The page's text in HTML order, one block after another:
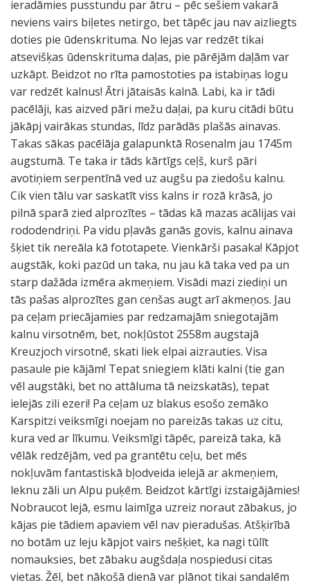
ieradāmies pusstundu par ātru – pēc sešiem vakarā
neviens vairs biļetes netirgo, bet tāpēc jau nav aizliegts
doties pie ūdenskrituma. No lejas var redzēt tikai
atsevišķas ūdenskrituma daļas, pie pārējām daļām var
uzkāpt. Beidzot no rīta pamostoties pa istabiņas logu
var redzēt kalnus! Ātri jātaisās kalnā. Labi, ka ir tādi
pacēlāji, kas aizved pāri mežu daļai, pa kuru citādi būtu
jākāpj vairākas stundas, līdz parādās plašās ainavas.
Takas sākas pacēlāja galapunktā Rosenalm jau 1745m
augstumā. Te taka ir tāds kārtīgs ceļš, kurš pāri
avotiņiem serpentīnā ved uz augšu pa ziedošu kalnu.
Cik vien tālu var saskatīt viss kalns ir rozā krāsā, jo
pilnā sparā zied alprozītes – tādas kā mazas acālijas vai
rododendriņi. Pa vidu pļavās ganās govis, kalnu ainava
šķiet tik nereāla kā fototapete. Vienkārši pasaka! Kāpjot
augstāk, koki pazūd un taka, nu jau kā taka ved pa un
starp dažāda izmēra akmeņiem. Visādi mazi ziediņi un
tās pašas alprozītes gan cenšas augt arī akmeņos. Jau
pa ceļam priecājamies par redzamajām sniegotajām
kalnu virsotnēm, bet, nokļūstot 2558m augstajā
Kreuzjoch virsotnē, skati liek elpai aizrauties. Visa
pasaule pie kājām! Tepat sniegiem klāti kalni (tie gan
vēl augstāki, bet no attāluma tā neizskatās), tepat
ielejās zili ezeri! Pa ceļam uz blakus esošo zemāko
Karspitzi veiksmīgi noejam no pareizās takas uz citu,
kura ved ar līkumu. Veiksmīgi tāpēc, pareizā taka, kā
vēlāk redzējām, ved pa grantētu ceļu, bet mēs
nokļuvām fantastiskā bļodveida ielejā ar akmeņiem,
leknu zāli un Alpu puķēm. Beidzot kārtīgi izstaigājāmies!
Nobraucot lejā, esmu laimīga uzreiz noraut zābakus, jo
kājas pie tādiem apaviem vēl nav pieradušas. Atšķirībā
no botām uz leju kāpjot vairs nešķiet, ka nagi tūlīt
nomauksies, bet zābaku augšdaļa nospiedusi citas
vietas. Žēl, bet nākošā dienā var plānot tikai sandalēm